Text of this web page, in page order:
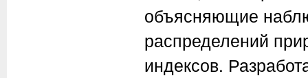
объясняющие
распределений
индексов.